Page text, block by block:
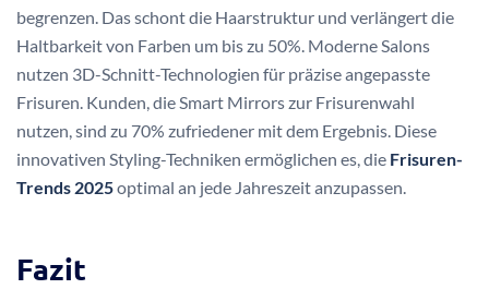
begrenzen. Das schont die Haarstruktur und verlängert die
Haltbarkeit von Farben um bis zu 50%. Moderne Salons
nutzen 3D-Schnitt-Technologien für präzise angepasste
Frisuren. Kunden, die Smart Mirrors zur Frisurenwahl
nutzen, sind zu 70% zufriedener mit dem Ergebnis. Diese
innovativen Styling-Techniken ermöglichen es, die Frisuren-
Trends 2025optimal an jede Jahreszeit anzupassen.
Fazit